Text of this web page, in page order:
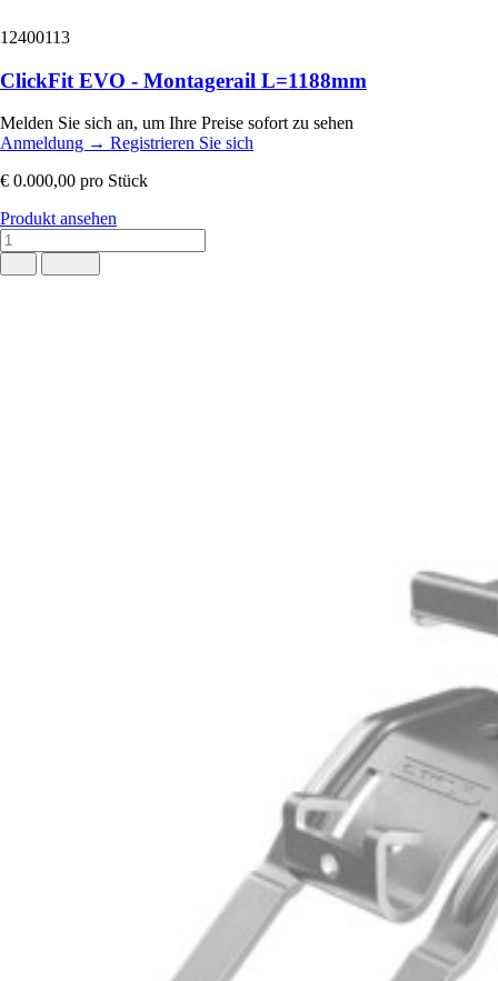
12400113
ClickFit EVO - Montagerail L=1188mm
Melden Sie sich an, um Ihre Preise sofort zu sehen
Anmeldung → Registrieren Sie sich
€ 0.000,00 pro Stück
Produkt ansehen